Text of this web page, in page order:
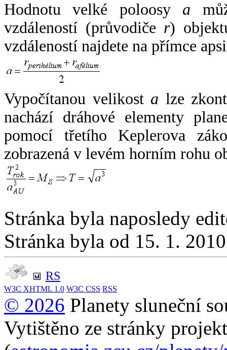
Hodnotu velké poloosy a
vzdáleností (průvodiče r)
vzdáleností najdete na přímce
Vypočítanou velikost a lze
nachází dráhové elementy
pomocí třetího Keplerova
zobrazená v levém horním rohu
Stránka byla naposledy
Stránka byla od 15. 1.
RS
W3C XHTML 1.0 W3C CSS RSS
© 2026 Planety sluneční
Vytištěno ze stránky